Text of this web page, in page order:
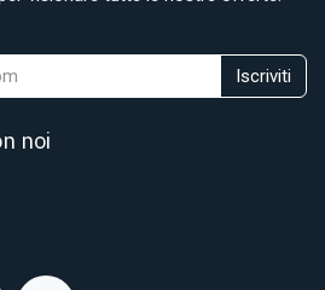
Iscriviti
noi